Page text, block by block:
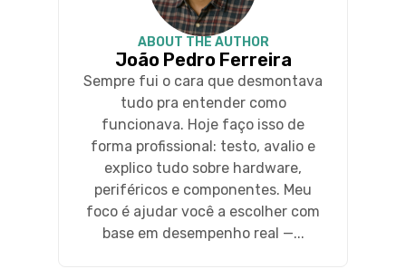
ABOUT THE AUTHOR
João Pedro Ferreira
Sempre fui o cara que desmontava
tudo pra entender como
funcionava. Hoje faço isso de
forma profissional: testo, avalio e
explico tudo sobre hardware,
periféricos e componentes. Meu
foco é ajudar você a escolher com
base em desempenho real —...